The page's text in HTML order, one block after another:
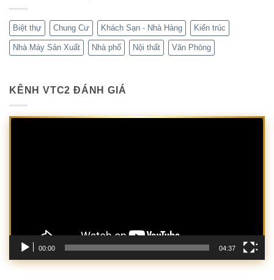
Biệt thự Chung Cư Khách Sạn - Nhà Hàng Kiến trúc
Nhà Máy Sản Xuất Nhà phố Nội thất Văn Phòng
KÊNH VTC2 ĐÁNH GIÁ
Trình
00:00 04:37